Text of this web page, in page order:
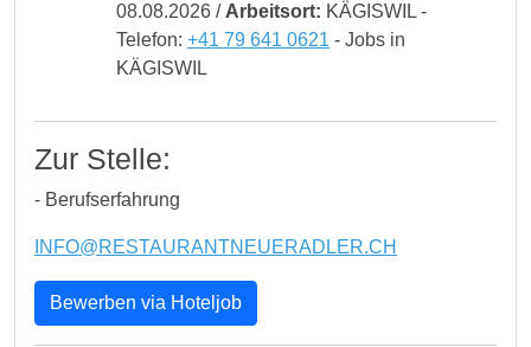
08.08.2026 / Arbeitsort: KÄGISWIL -
Telefon: +41 79 641 0621 - Jobs in
KÄGISWIL
Zur Stelle:
- Berufserfahrung
INFO@RESTAURANTNEUERADLER.CH
Bewerben via Hoteljob